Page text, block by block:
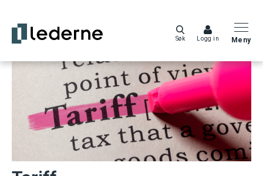
Søk Logg in Meny